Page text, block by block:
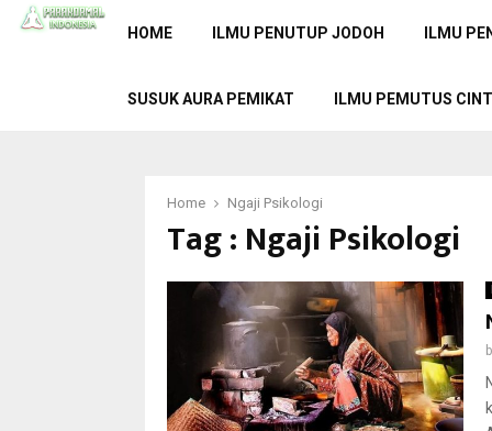
HOME ILMU PENUTUP JODOH ILMU
SUSUK AURA PEMIKAT ILMU PEMUTUS
Home Ngaji Psikologi
Tag : Ngaji Psikologi